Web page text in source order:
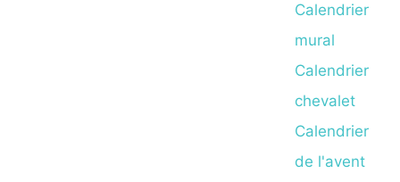
Calendrier
mural
Calendrier
chevalet
Calendrier
de l'avent